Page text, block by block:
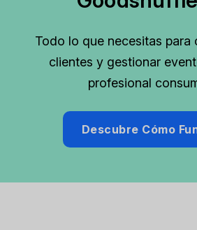
Todo lo que necesitas para
clientes y gestionar
profesional
Descubre Cómo